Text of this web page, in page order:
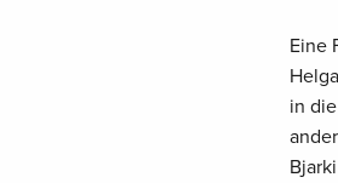
Eine
in